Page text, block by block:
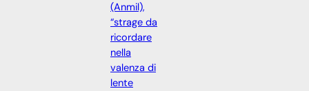
(Anmil),
“strage da
ricordare
nella
valenza di
lente